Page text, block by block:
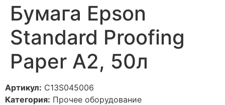
Бумага Epson
Standard Proofing
Paper A2, 50л
Артикул: C13S045006
Категория: Прочее оборудование